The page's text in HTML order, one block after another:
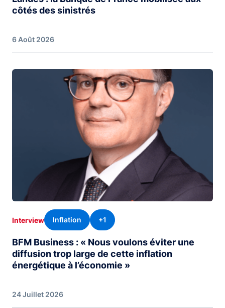
côtés des sinistrés
6 Août 2026
Image
Interview Inflation +1
BFM Business : « Nous voulons éviter une
diffusion trop large de cette inflation
énergétique à l’économie »
24 Juillet 2026